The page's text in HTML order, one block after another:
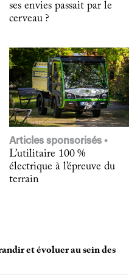
ses envies passait par le
cerveau ?
Articles sponsorisés
L’utilitaire 100 %
électrique à l’épreuve du
terrain
et évoluer au sein des